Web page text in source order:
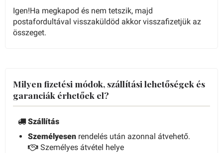
Igen!Ha megkapod és nem tetszik, majd
postafordultával visszaküldöd akkor visszafizetjük az
összeget.
Milyen fizetési módok, szállítási lehetőségek és
garanciák érhetőek el?
Szállítás
Személyesen rendelés után azonnal átvehető.
Személyes átvétel helye